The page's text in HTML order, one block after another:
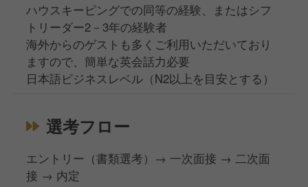
ハウスキーピングでの同等の経験、またはシフ
トリーダー2－3年の経験者
海外からのゲストも多くご利用いただいており
ますので、簡単な英会話力必要
日本語ビジネスレベル（N2以上を目安とする）
選考フロー
エントリー（書類選考）→ 一次面接 → 二次面
接 → 内定